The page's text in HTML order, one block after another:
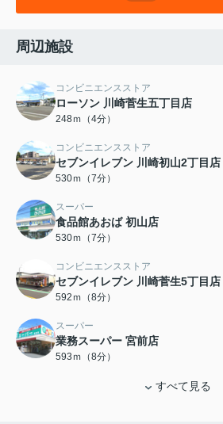
周辺施設
コンビニエンスストア
ローソン 川崎菅生五丁目店
248ｍ（4分）
コンビニエンスストア
セブンイレブン 川崎初山2丁目店
530ｍ（7分）
スーパー
食品館あおば 初山店
530ｍ（7分）
コンビニエンスストア
セブンイレブン 川崎菅生5丁目店
592ｍ（8分）
スーパー
業務スーパー 宮前店
593ｍ（8分）
すべて見る